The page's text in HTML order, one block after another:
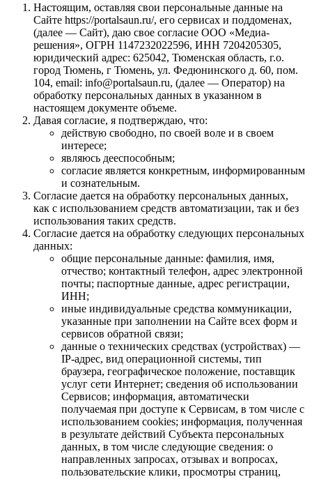
Настоящим, оставляя свои персональные данные на
Сайте https://portalsaun.ru/, его сервисах и поддоменах,
(далее — Сайт), даю свое согласие ООО «Медиа-
решения», ОГРН 1147232022596, ИНН 7204205305,
юридический адрес: 625042, Тюменская область, г.о.
город Тюмень, г Тюмень, ул. Федюнинского д. 60, пом.
104, email: info@portalsaun.ru, (далее — Оператор) на
обработку персональных данных в указанном в
настоящем документе объеме.
Давая согласие, я подтверждаю, что:
действую свободно, по своей воле и в своем
интересе;
являюсь дееспособным;
согласие является конкретным, информированным
и сознательным.
Согласие дается на обработку персональных данных,
как с использованием средств автоматизации, так и без
использования таких средств.
Согласие дается на обработку следующих персональных
данных:
общие персональные данные: фамилия, имя,
отчество; контактный телефон, адрес электронной
почты; паспортные данные, адрес регистрации,
ИНН;
иные индивидуальные средства коммуникации,
указанные при заполнении на Сайте всех форм и
сервисов обратной связи;
данные о технических средствах (устройствах) —
IP-адрес, вид операционной системы, тип
браузера, географическое положение, поставщик
услуг сети Интернет; сведения об использовании
Сервисов; информация, автоматически
получаемая при доступе к Сервисам, в том числе с
использованием cookies; информация, полученная
в результате действий Субъекта персональных
данных, в том числе следующие сведения: о
направленных запросах, отзывах и вопросах,
пользовательские клики, просмотры страниц,